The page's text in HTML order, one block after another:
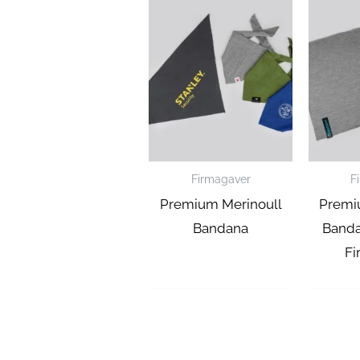
Firmagaver
Premium Merinoull
Bandana